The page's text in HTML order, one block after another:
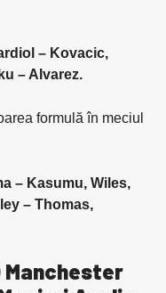
– Kovacic,
– Alvarez.
formulă în meciul
– Kasumu, Wiles,
– Thomas,
Manchester